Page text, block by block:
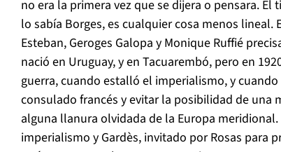
no era la primera vez que se dijera o pensara. El
lo sabía Borges, es cualquier cosa menos lineal.
Esteban, Geroges Galopa y Monique Ruffié
nació en Uruguay, y en Tacuarembó, pero en
guerra, cuando estalló el imperialismo, y
consulado francés y evitar la posibilidad de una
alguna llanura olvidada de la Europa
imperialismo y Gardès, invitado por Rosas para